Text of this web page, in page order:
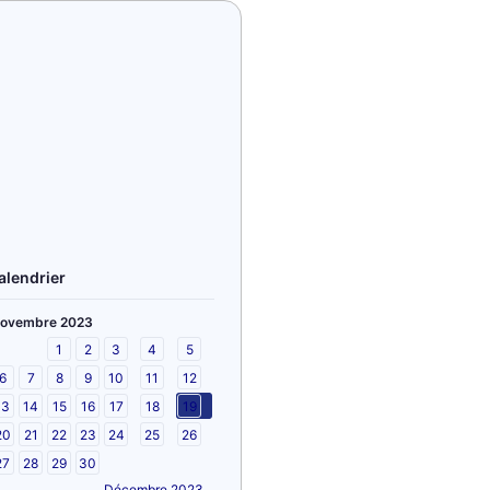
2023
1
2 3 4
5
7 8 9 10 11
12
14 15 16 17 18
19
21 22 23 24 25
26
28 29
30